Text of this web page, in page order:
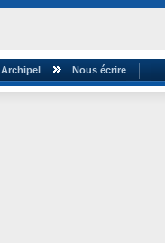
Archipel Nous écrire